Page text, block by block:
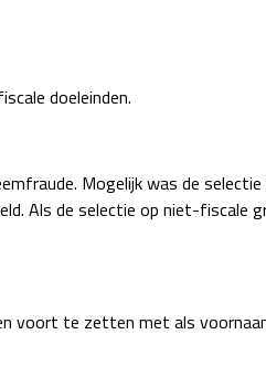
doeleinden.
Mogelijk was de selectie
Als de selectie op niet-fiscale
voort te zetten met als